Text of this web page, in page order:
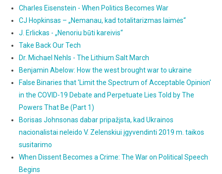
Charles Eisenstein - When Politics Becomes War
CJ Hopkinsas – „Nemanau, kad totalitarizmas laimės“
J. Erlickas - „Nenoriu būti kareivis“
Take Back Our Tech
Dr. Michael Nehls - The Lithium Salt March
Benjamin Abelow: How the west brought war to ukraine
False Binaries that 'Limit the Spectrum of Acceptable Opinion'
in the COVID-19 Debate and Perpetuate Lies Told by The
Powers That Be (Part 1)
Borisas Johnsonas dabar pripažįsta, kad Ukrainos
nacionalistai neleido V. Zelenskiui įgyvendinti 2019 m. taikos
susitarimo
When Dissent Becomes a Crime: The War on Political Speech
Begins